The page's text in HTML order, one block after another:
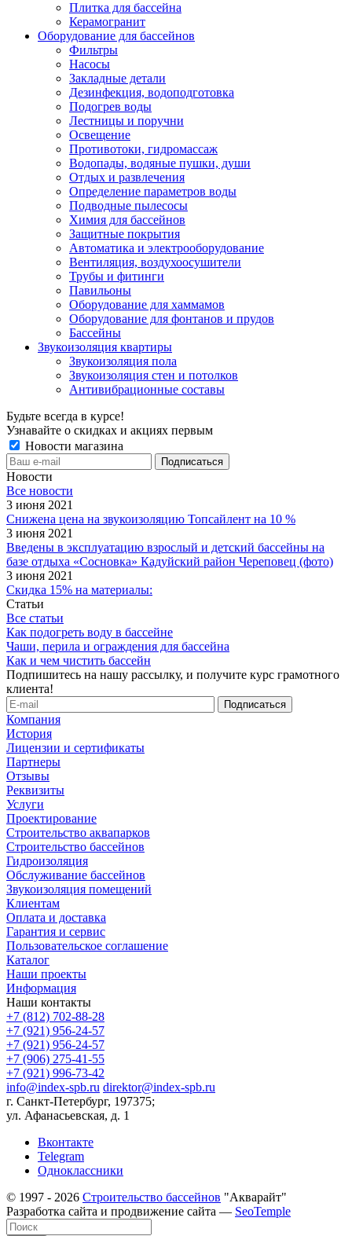
Плитка для бассейна
Керамогранит
Оборудование для бассейнов
Фильтры
Насосы
Закладные детали
Дезинфекция, водоподготовка
Подогрев воды
Лестницы и поручни
Освещение
Противотоки, гидромассаж
Водопады, водяные пушки, души
Отдых и развлечения
Определение параметров воды
Подводные пылесосы
Химия для бассейнов
Защитные покрытия
Автоматика и электрооборудование
Вентиляция, воздухоосушители
Трубы и фитинги
Павильоны
Оборудование для хаммамов
Оборудование для фонтанов и прудов
Бассейны
Звукоизоляция квартиры
Звукоизоляция пола
Звукоизоляция стен и потолков
Антивибрационные составы
Будьте всегда в курсе!
Узнавайте о скидках и акциях первым
Новости магазина
Новости
Все новости
3 июня 2021
Снижена цена на звукоизоляцию Топсайлент на 10 %
3 июня 2021
Введены в эксплуатацию взрослый и детский бассейны на
базе отдыха «Сосновка» Кадуйский район Череповец (фото)
3 июня 2021
Скидка 15% на материалы:
Статьи
Все статьи
Как подогреть воду в бассейне
Чаши, перила и ограждения для бассейна
Как и чем чистить бассейн
Подпишитесь на нашу рассылку, и получите курс грамотного
клиента!
Компания
История
Лицензии и сертификаты
Партнеры
Отзывы
Реквизиты
Услуги
Проектирование
Строительство аквапарков
Строительство бассейнов
Гидроизоляция
Обслуживание бассейнов
Звукоизоляция помещений
Клиентам
Оплата и доставка
Гарантия и сервис
Пользовательское соглашение
Каталог
Наши проекты
Информация
Наши контакты
+7 (812) 702-88-28
+7 (921) 956-24-57
+7 (921) 956-24-57
+7 (906) 275-41-55
+7 (921) 996-73-42
info@index-spb.ru direktor@index-spb.ru
г. Санкт-Петербург, 197375;
ул. Афанасьевская, д. 1
Вконтакте
Telegram
Одноклассники
© 1997 - 2026 Строительство бассейнов "Акварайт"
Разработка сайта и продвижение сайта — SeoTemple